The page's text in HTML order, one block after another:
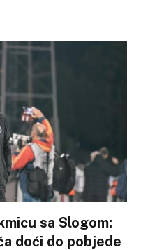
sa Slogom:
doći do pobjede